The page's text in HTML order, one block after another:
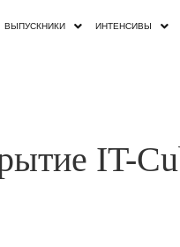
ВЫПУСКНИКИ ИНТЕНСИВЫ
IT-